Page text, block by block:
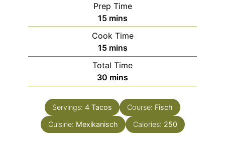
Prep Time
15minutes
mins
Cook Time
15minutes
mins
Total Time
30 minutes
mins
Servings: 4 Tacos Course: Fisch
Cuisine: Mexikanisch Calories: 250